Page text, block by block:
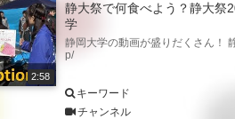
2:58
静大祭で何食べよう？静大祭
学
静岡大学の動画が盛りだくさん！
p/
キーワード
チャンネル